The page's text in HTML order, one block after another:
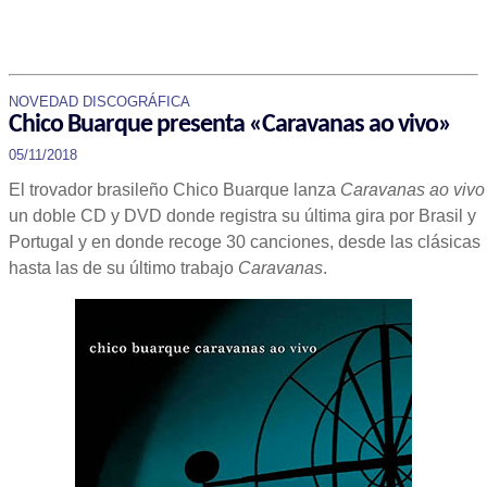
NOVEDAD DISCOGRÁFICA
Chico Buarque presenta «Caravanas ao vivo»
05/11/2018
El trovador brasileño Chico Buarque lanza Caravanas ao vivo
un doble CD y DVD donde registra su última gira por Brasil y
Portugal y en donde recoge 30 canciones, desde las clásicas
hasta las de su último trabajo Caravanas.